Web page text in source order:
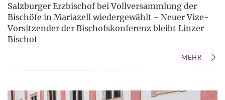
Salzburger Erzbischof bei Vollversammlung der
Bischöfe in Mariazell wiedergewählt - Neuer Vize-
Vorsitzender der Bischofskonferenz bleibt Linzer
Bischof
MEHR